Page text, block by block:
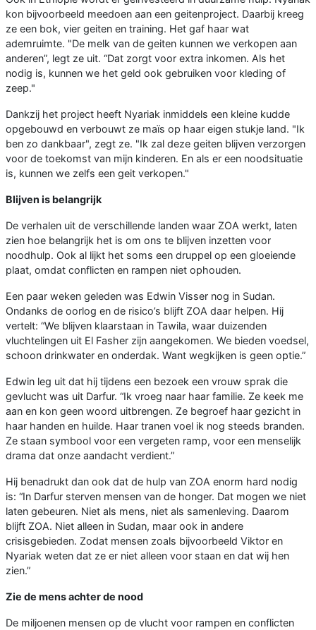
kon bijvoorbeeld meedoen aan een geitenproject. Daarbij kreeg
ze een bok, vier geiten en training. Het gaf haar wat
ademruimte. "De melk van de geiten kunnen we verkopen aan
anderen”, legt ze uit. “Dat zorgt voor extra inkomen. Als het
nodig is, kunnen we het geld ook gebruiken voor kleding of
zeep."
Dankzij het project heeft Nyariak inmiddels een kleine kudde
opgebouwd en verbouwt ze maïs op haar eigen stukje land. "Ik
ben zo dankbaar", zegt ze. "Ik zal deze geiten blijven verzorgen
voor de toekomst van mijn kinderen. En als er een noodsituatie
is, kunnen we zelfs een geit verkopen."
Blijven is belangrijk
De verhalen uit de verschillende landen waar ZOA werkt, laten
zien hoe belangrijk het is om ons te blijven inzetten voor
noodhulp. Ook al lijkt het soms een druppel op een gloeiende
plaat, omdat conflicten en rampen niet ophouden.
Een paar weken geleden was Edwin Visser nog in Sudan.
Ondanks de oorlog en de risico’s blijft ZOA daar helpen. Hij
vertelt: “We blijven klaarstaan in Tawila, waar duizenden
vluchtelingen uit El Fasher zijn aangekomen. We bieden voedsel,
schoon drinkwater en onderdak. Want wegkijken is geen optie.”
Edwin leg uit dat hij tijdens een bezoek een vrouw sprak die
gevlucht was uit Darfur. “Ik vroeg naar haar familie. Ze keek me
aan en kon geen woord uitbrengen. Ze begroef haar gezicht in
haar handen en huilde. Haar tranen voel ik nog steeds branden.
Ze staan symbool voor een vergeten ramp, voor een menselijk
drama dat onze aandacht verdient.”
Hij benadrukt dan ook dat de hulp van ZOA enorm hard nodig
is: “In Darfur sterven mensen van de honger. Dat mogen we niet
laten gebeuren. Niet als mens, niet als samenleving. Daarom
blijft ZOA. Niet alleen in Sudan, maar ook in andere
crisisgebieden. Zodat mensen zoals bijvoorbeeld Viktor en
Nyariak weten dat ze er niet alleen voor staan en dat wij hen
zien.”
Zie de mens achter de nood
De miljoenen mensen op de vlucht voor rampen en conflicten